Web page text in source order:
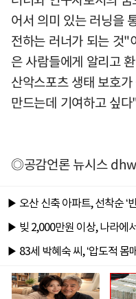
어서 의미 있는 러닝을
전하는 러너가 되는 것
은 사람들에게 알리고
산악스포츠 생태 보호
만드는데 기여하고 싶
◎공감언론 뉴시스